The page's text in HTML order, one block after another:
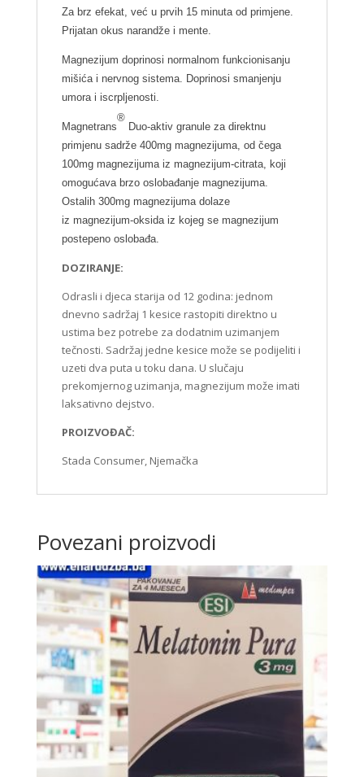
Za brz efekat, već u prvih 15 minuta od primjene.
Prijatan okus narandže i mente.
Magnezijum doprinosi normalnom funkcionisanju
mišića i nervnog sistema. Doprinosi smanjenju
umora i iscrpljenosti.
Magnetrans
®
Duo-aktiv granule za direktnu
primjenu sadrže 400mg magnezijuma, od čega
100mg magnezijuma iz magnezijum-citrata, koji
omogućava brzo oslobađanje magnezijuma.
Ostalih 300mg magnezijuma dolaze
iz magnezijum-oksida iz kojeg se magnezijum
postepeno oslobađa.
DOZIRANJE:
Odrasli i djeca starija od 12 godina: jednom
dnevno sadržaj 1 kesice rastopiti direktno u
ustima bez potrebe za dodatnim uzimanjem
tečnosti. Sadržaj jedne kesice može se podijeliti i
uzeti dva puta u toku dana. U slučaju
prekomjernog uzimanja, magnezijum može imati
laksativno dejstvo.
PROIZVOĐAČ:
Stada Consumer, Njemačka
Povezani proizvodi